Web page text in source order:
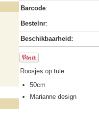
Barcode:
Bestelnr:
Beschikbaarheid:
Roosjes op tule
50cm
Marianne design